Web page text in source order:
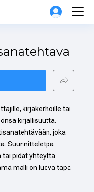
kirjakerhoille tai
kirjallisuutta.
joka
Suunnitteletpa
tai pidät yhteyttä
malli on luova tapa